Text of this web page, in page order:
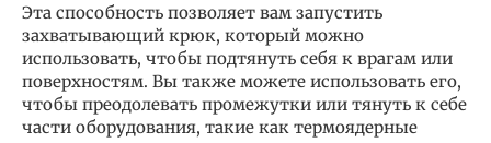
Эта способность позволяет вам запустить
захватывающий крюк, который можно
использовать, чтобы подтянуть себя к врагам или
поверхностям. Вы также можете использовать его,
чтобы преодолевать промежутки или тянуть к себе
части оборудования, такие как термоядерные